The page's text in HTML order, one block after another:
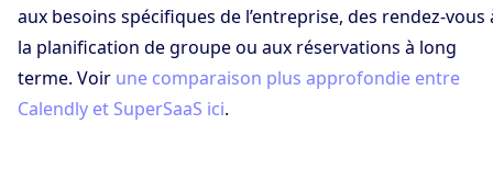
aux besoins spécifiques de l’entreprise, des rendez-vous
la planification de groupe ou aux réservations à long
terme. Voir une comparaison plus approfondie entre
Calendly et SuperSaaS ici.